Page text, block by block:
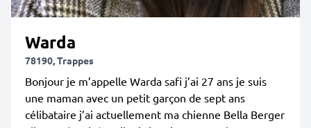
Warda
78190, Trappes
Bonjour je m’appelle Warda safi j’ai 27 ans je suis
une maman avec un petit garçon de sept ans
célibataire j’ai actuellement ma chienne Bella Berger